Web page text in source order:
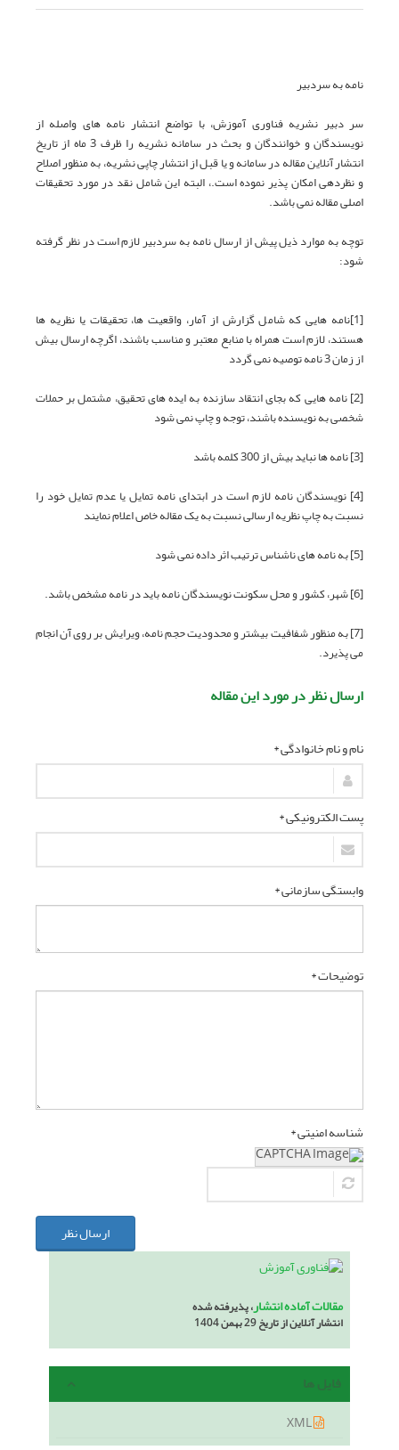
نامه به سردبیر
سر دبیر نشریه فناوری آموزش، با تواضع انتشار نامه های واصله از
نویسندگان و خوانندگان و بحث در سامانه نشریه را ظرف 3 ماه از تاریخ
انتشار آنلاین مقاله در سامانه و یا قبل از انتشار چاپی نشریه، به منظور اصلاح
و نظردهی امکان پذیر نموده است.، البته این شامل نقد در مورد تحقیقات
اصلی مقاله نمی باشد.
توچه به موارد ذیل پیش از ارسال نامه به سردبیر لازم است در نظر گرفته
شود:
[1]نامه هایی که شامل گزارش از آمار، واقعیت ها، تحقیقات یا نظریه ها
هستند، لازم است همراه با منابع معتبر و مناسب باشند، اگرچه ارسال بیش
از زمان 3 نامه توصیه نمی گردد
[2] نامه هایی که بجای انتقاد سازنده به ایده های تحقیق، مشتمل بر حملات
شخصی به نویسنده باشند، توجه و چاپ نمی شود
[3] نامه ها نباید بیش از 300 کلمه باشد
[4] نویسندگان نامه لازم است در ابتدای نامه تمایل یا عدم تمایل خود را
نسبت به چاپ نظریه ارسالی نسبت به یک مقاله خاص اعلام نمایند
[5] به نامه های ناشناس ترتیب اثر داده نمی شود
[6] شهر، کشور و محل سکونت نویسندگان نامه باید در نامه مشخص باشد.
[7] به منظور شفافیت بیشتر و محدودیت حجم نامه، ویرایش بر روی آن انجام
می پذیرد.
ارسال نظر در مورد این مقاله
نام و نام خانوادگی *
پست الکترونیکی *
وابستگی سازمانی *
توضیحات *
شناسه امنیتی *
ارسال نظر
مقالات آماده انتشار، پذیرفته شده
انتشار آنلاین از تاریخ 29 بهمن 1404
فایل ها